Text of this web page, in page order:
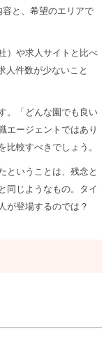
と、希望のエリアで
）や求人サイトと比べ
人件数が少ないこと
。「どんな園でも良い
エージェントではあり
比較すべきでしょう。
ということは、残念と
同じようなもの。タイ
が登場するのでは？